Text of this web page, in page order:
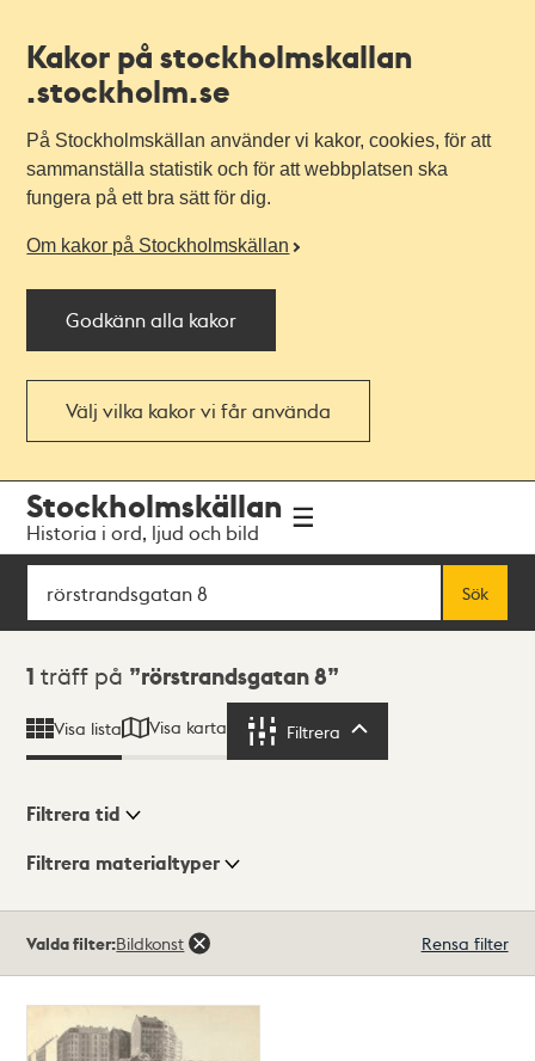
Kakor på stockholmskallan
.stockholm.se
På Stockholmskällan använder vi kakor, cookies, för att
sammanställa statistik och för att webbplatsen ska
fungera på ett bra sätt för dig.
Om kakor på Stockholmskällan
Godkänn alla kakor
Välj vilka kakor vi får använda
navigationen
huvudinnehållet
Stockholmskällan
Historia i ord, ljud och bild
Sök
Sök
Sökresultat
1 träff på rörstrandsgatan 8
Visa lista Visa karta Filtrera
Visningsläge
Filtrera tid
Filtrera materialtyper
träffar
Valda filter:Bildkonst Rensa filter